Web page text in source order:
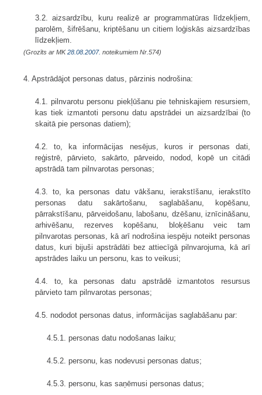
3.2. aizsardzību, kuru realizē ar programmatūras līdzekļiem,
parolēm, šifrēšanu, kriptēšanu un citiem loģiskās aizsardzības
līdzekļiem.
(Grozīts ar MK28.08.2007. noteikumiem Nr.574)
4. Apstrādājot personas datus, pārzinis nodrošina:
4.1. pilnvarotu personu piekļūšanu pie tehniskajiem resursiem,
kas tiek izmantoti personu datu apstrādei un aizsardzībai (to
skaitā pie personas datiem);
4.2. to, ka informācijas nesējus, kuros ir personas dati,
reģistrē, pārvieto, sakārto, pārveido, nodod, kopē un citādi
apstrādā tam pilnvarotas personas;
4.3. to, ka personas datu vākšanu, ierakstīšanu, ierakstīto
personas datu sakārtošanu, saglabāšanu, kopēšanu,
pārrakstīšanu, pārveidošanu, labošanu, dzēšanu, iznīcināšanu,
arhivēšanu, rezerves kopēšanu, bloķēšanu veic tam
pilnvarotas personas, kā arī nodrošina iespēju noteikt personas
datus, kuri bijuši apstrādāti bez attiecīgā pilnvarojuma, kā arī
apstrādes laiku un personu, kas to veikusi;
4.4. to, ka personas datu apstrādē izmantotos resursus
pārvieto tam pilnvarotas personas;
4.5. nododot personas datus, informācijas saglabāšanu par:
4.5.1. personas datu nodošanas laiku;
4.5.2. personu, kas nodevusi personas datus;
4.5.3. personu, kas saņēmusi personas datus;